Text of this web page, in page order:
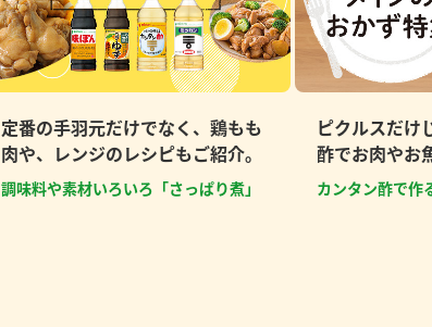
定番の手羽元だけでなく、鶏もも
肉や、レンジのレシピもご紹介。
調味料や素材いろいろ「さっぱり煮」
ピクルスだけ
酢でお肉やお
カンタン酢で作